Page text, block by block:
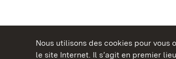
Nous utilisons des cookies pour vous
le site Internet. Il s’agit en premier